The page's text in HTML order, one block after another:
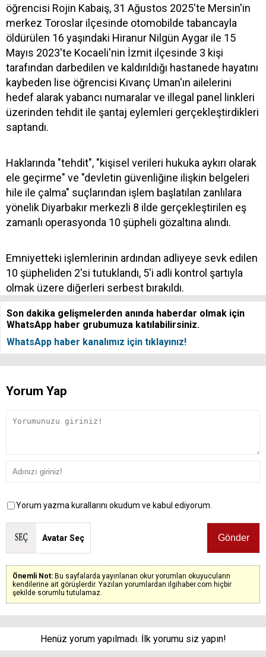
öğrencisi Rojin Kabaiş, 31 Ağustos 2025'te Mersin'in
merkez Toroslar ilçesinde otomobilde tabancayla
öldürülen 16 yaşındaki Hiranur Nilgün Aygar ile 15
Mayıs 2023'te Kocaeli'nin İzmit ilçesinde 3 kişi
tarafından darbedilen ve kaldırıldığı hastanede hayatını
kaybeden lise öğrencisi Kıvanç Uman'ın ailelerini
hedef alarak yabancı numaralar ve illegal panel linkleri
üzerinden tehdit ile şantaj eylemleri gerçekleştirdikleri
saptandı.
Haklarında "tehdit", "kişisel verileri hukuka aykırı olarak
ele geçirme" ve "devletin güvenliğine ilişkin belgeleri
hile ile çalma" suçlarından işlem başlatılan zanlılara
yönelik Diyarbakır merkezli 8 ilde gerçekleştirilen eş
zamanlı operasyonda 10 şüpheli gözaltına alındı.
Emniyetteki işlemlerinin ardından adliyeye sevk edilen
10 şüpheliden 2'si tutuklandı, 5'i adli kontrol şartıyla
olmak üzere diğerleri serbest bırakıldı.
Son dakika gelişmelerden anında haberdar olmak için
WhatsApp haber grubumuza katılabilirsiniz.
WhatsApp haber kanalımız için tıklayınız!
Yorum Yap
Yorum yazma kurallarını okudum ve kabul ediyorum.
Avatar Seç
Önemli Not: Bu sayfalarda yayınlanan okur yorumları okuyucuların
kendilerine ait görüşlerdir. Yazılan yorumlardan ilgihaber.com hiçbir
şekilde sorumlu tutulamaz.
Henüz yorum yapılmadı. İlk yorumu siz yapın!